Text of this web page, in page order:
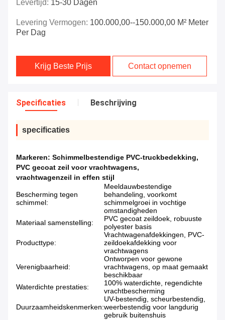
Levertijd: 15-30 Dagen
Levering Vermogen: 100.000,00--150.000,00 M² Meter
Per Dag
Krijg Beste Prijs Contact opnemen
Specificaties Beschrijving
specificaties
Markeren: Schimmelbestendige PVC-truckbedekking,
PVC gecoat zeil voor vrachtwagens,
vrachtwagenzeil in effen stijl
Bescherming tegen
schimmel:
Meeldauwbestendige
behandeling, voorkomt
schimmelgroei in vochtige
omstandigheden
Materiaal samenstelling:
PVC gecoat zeildoek, robuuste
polyester basis
Producttype:
Vrachtwagenafdekkingen, PVC-
zeildoekafdekking voor
vrachtwagens
Verenigbaarheid:
Ontworpen voor gewone
vrachtwagens, op maat gemaakt
beschikbaar
Waterdichte prestaties:
100% waterdichte, regendichte
vrachtbescherming
Duurzaamheidskenmerken:
UV-bestendig, scheurbestendig,
weerbestendig voor langdurig
gebruik buitenshuis